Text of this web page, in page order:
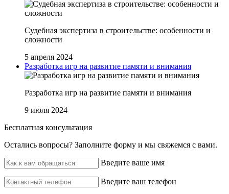
Судебная экспертиза в строительстве: особенности и
сложности
5 апреля 2024
Разработка игр на развитие памяти и внимания
Разработка игр на развитие памяти и внимания
9 июля 2024
Бесплатная консультация
Остались вопросы? ‌Заполните форму и мы свяжемся с вами.
Введите ваше имя
Введите ваш телефон